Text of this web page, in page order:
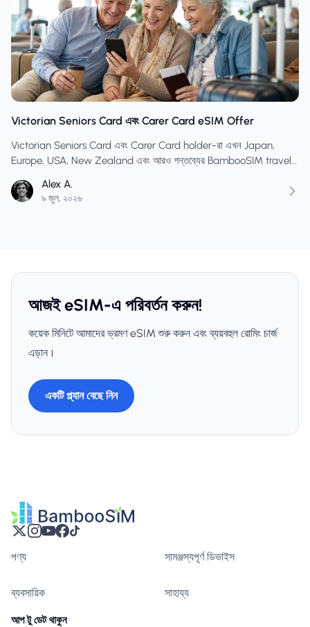
Victorian Seniors Card এবং Carer Card eSIM Offer
Victorian Seniors Card এবং Carer Card holder-রা এখন Japan,
Europe, USA, New Zealand এবং আরও গন্তব্যের BambooSIM travel
Alex A.
৯ জুল, ২০২৬
আজই eSIM-এ পরিবর্তন করুন!
কয়েক মিনিটে আমাদের ভ্রমণ eSIM শুরু করুন এবং ব্যয়বহুল রোমিং চার্জ
এড়ান।
একটি প্ল্যান বেছে নিন
পণ্য সামঞ্জস্যপূর্ণ ডিভাইস
ব্যবসায়িক সাহায্য
আপ টু ডেট থাকুন